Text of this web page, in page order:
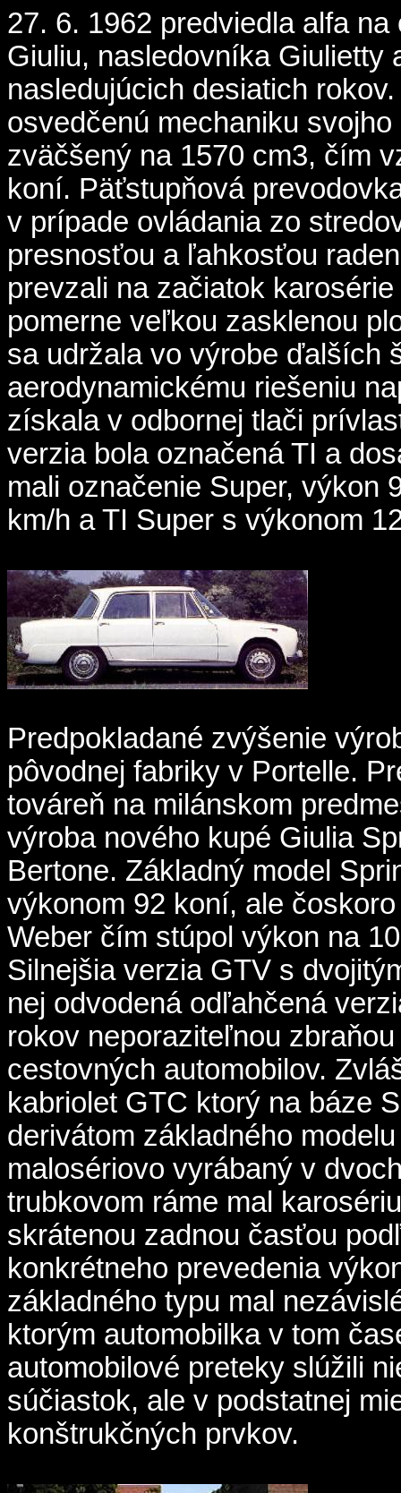
27. 6. 1962 predviedla alfa
Giuliu, nasledovníka Giulietty
nasledujúcich desiatich
osvedčenú mechaniku
zväčšený na 1570 cm3, čím
koní. Päťstupňová
v prípade ovládania zo
presnosťou a ľahkosťou
prevzali na začiatok
pomerne veľkou zasklenou
sa udržala vo výrobe ďalších
aerodynamickému riešeniu
získala v odbornej tlači
verzia bola označená TI a
mali označenie Super, výkon
km/h a TI Super s výkonom
Predpokladané zvýšenie
pôvodnej fabriky v Portelle.
továreň na milánskom
výroba nového kupé Giulia
Bertone. Základný model
výkonom 92 koní, ale
Weber čím stúpol výkon na
Silnejšia verzia GTV s
nej odvodená odľahčená
rokov neporaziteľnou
cestovných automobilov.
kabriolet GTC ktorý na báze
derivátom základného
malosériovo vyrábaný v
trubkovom ráme mal
skrátenou zadnou časťou
konkrétneho prevedenia
základného typu mal
ktorým automobilka v tom
automobilové preteky slúžili
súčiastok, ale v podstatnej
konštrukčných prvkov.